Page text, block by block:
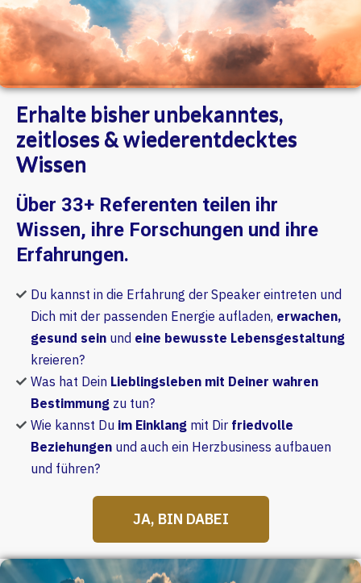
Erhalte bisher unbekanntes,
zeitloses & wiederentdecktes
Wissen
Über 33+ Referenten teilen ihr
Wissen, ihre Forschungen und ihre
Erfahrungen.
Du kannst in die Erfahrung der Speaker eintreten und
Dich mit der passenden Energie aufladen, erwachen,
gesund sein und eine bewusste Lebensgestaltung
kreieren?
Was hat Dein Lieblingsleben mit Deiner wahren
Bestimmung zu tun?
Wie kannst Du im Einklang mit Dir friedvolle
Beziehungen und auch ein Herzbusiness aufbauen
und führen?
JA, BIN DABEI